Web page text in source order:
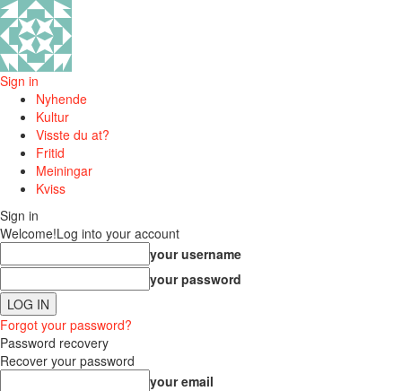
Sign in
Nyhende
Kultur
Visste du at?
Fritid
Meiningar
Kviss
Sign in
Welcome!Log into your account
your username
your password
Forgot your password?
Password recovery
Recover your password
your email